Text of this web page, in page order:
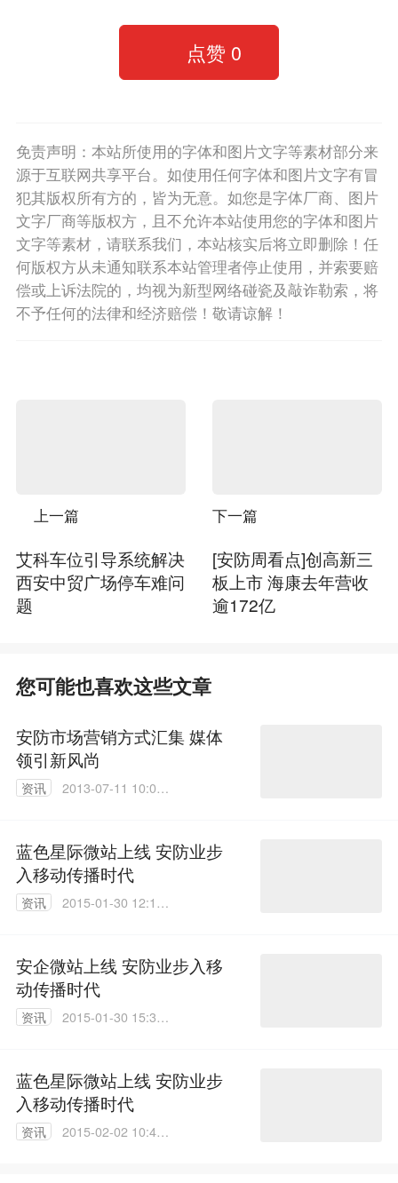
点赞 0
免责声明：本站所使用的字体和图片文字等素材部分来
源于互联网共享平台。如使用任何字体和图片文字有冒
犯其版权所有方的，皆为无意。如您是字体厂商、图片
文字厂商等版权方，且不允许本站使用您的字体和图片
文字等素材，请联系我们，本站核实后将立即删除！任
何版权方从未通知联系本站管理者停止使用，并索要赔
偿或上诉法院的，均视为新型网络碰瓷及敲诈勒索，将
不予任何的法律和经济赔偿！敬请谅解！
上一篇
艾科车位引导系统解决
西安中贸广场停车难问
题
下一篇
[安防周看点]创高新三
板上市 海康去年营收
逾172亿
您可能也喜欢这些文章
安防市场营销方式汇集 媒体
领引新风尚
资讯
2013-07-11 10:07:
蓝色星际微站上线 安防业步
入移动传播时代
资讯
2015-01-30 12:10:
安企微站上线 安防业步入移
动传播时代
资讯
2015-01-30 15:35:
蓝色星际微站上线 安防业步
入移动传播时代
资讯
2015-02-02 10:46: